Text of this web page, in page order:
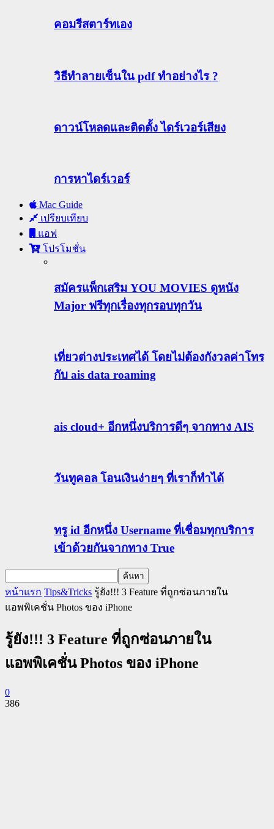
คอมรีสตาร์ทเอง
วิธีทําลายเซ็นใน pdf ทำอย่างไร ?
ดาวน์โหลดและติดตั้ง ไดร์เวอร์เสียง
การหาไดร์เวอร์
Mac Guide
เปรียบเทียบ
แอฟ
โปรโมชั่น
สมัครแพ็กเสริม YOU MOVIES ดูหนัง
Major ฟรีทุกเรื่องทุกรอบทุกวัน
เที่ยวต่างประเทศได้ โดยไม่ต้องกังวลค่าโทร
กับ ais data roaming
ais cloud+ อีกหนึ่งบริการดีๆ จากทาง AIS
วันทูคอล โอนเงินง่ายๆ ที่เราก็ทำได้
ทรู id อีกหนึ่ง Username ที่เชื่อมทุกบริการ
เข้าด้วยกันจากทาง True
หน้าแรก Tips&Tricks รู้ยัง!!! 3 Feature ที่ถูกซ่อนภายใน
แอพพิเคชั่น Photos ของ iPhone
รู้ยัง!!! 3 Feature ที่ถูกซ่อนภายใน
แอพพิเคชั่น Photos ของ iPhone
0
386